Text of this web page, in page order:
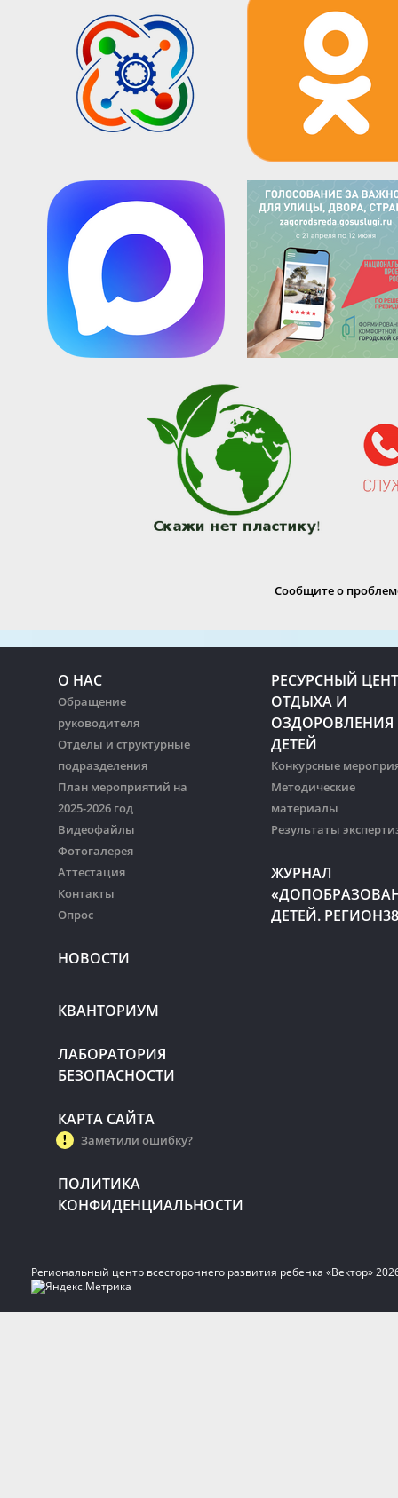
Сообщите о
О НАС
Обращение
руководителя
Отделы и структурные
подразделения
План мероприятий на
2025-2026 год
Видеофайлы
Фотогалерея
Аттестация
Контакты
Опрос
НОВОСТИ
РЕСУРСНЫЙ
ОТДЫХА И
ОЗДОРОВЛЕНИЯ
ДЕТЕЙ
Конкурсные
Методические
материалы
Результаты
ЖУРНАЛ
ДЕТЕЙ.
КВАНТОРИУМ
ЛАБОРАТОРИЯ
БЕЗОПАСНОСТИ
КАРТА САЙТА
Заметили ошибку?
ПОЛИТИКА
КОНФИДЕНЦИАЛЬНОСТИ
Региональный центр всестороннего развития ребенка «Вектор»